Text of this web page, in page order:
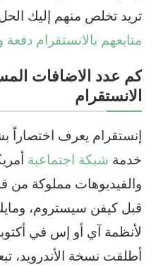
تريد تخلص منهم إليك
متابعهم بالانستقرام
كم عدد الاضافات
الانستقرام
إنستقرام يعرف
خدمة شبكة اجتماعية
والفيديوهات مملوكة من
قبل كيفن سيستروم،
أطلقت نسخة الأندرويد،